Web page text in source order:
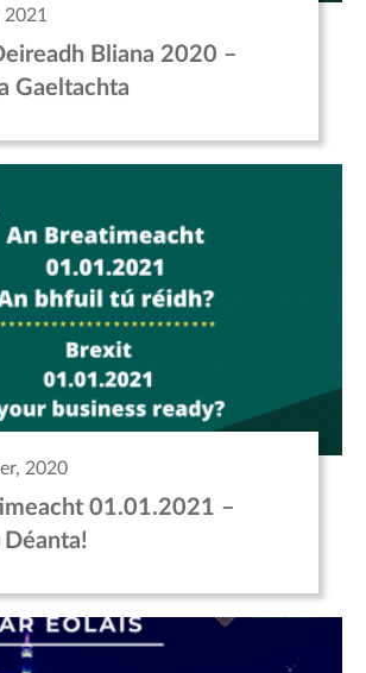
2021
Bliana 2020 –
Gaeltachta
2020
01.01.2021 –
Déanta!